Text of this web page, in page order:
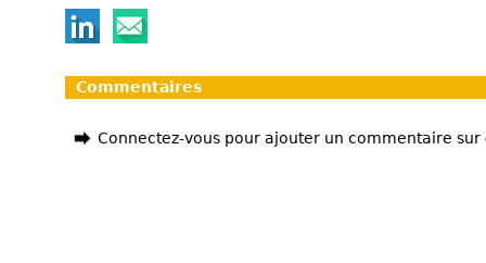
Commentaires
Connectez-vous pour ajouter un commentaire sur